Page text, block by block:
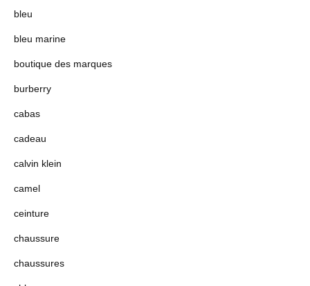
bleu
bleu marine
boutique des marques
burberry
cabas
cadeau
calvin klein
camel
ceinture
chaussure
chaussures